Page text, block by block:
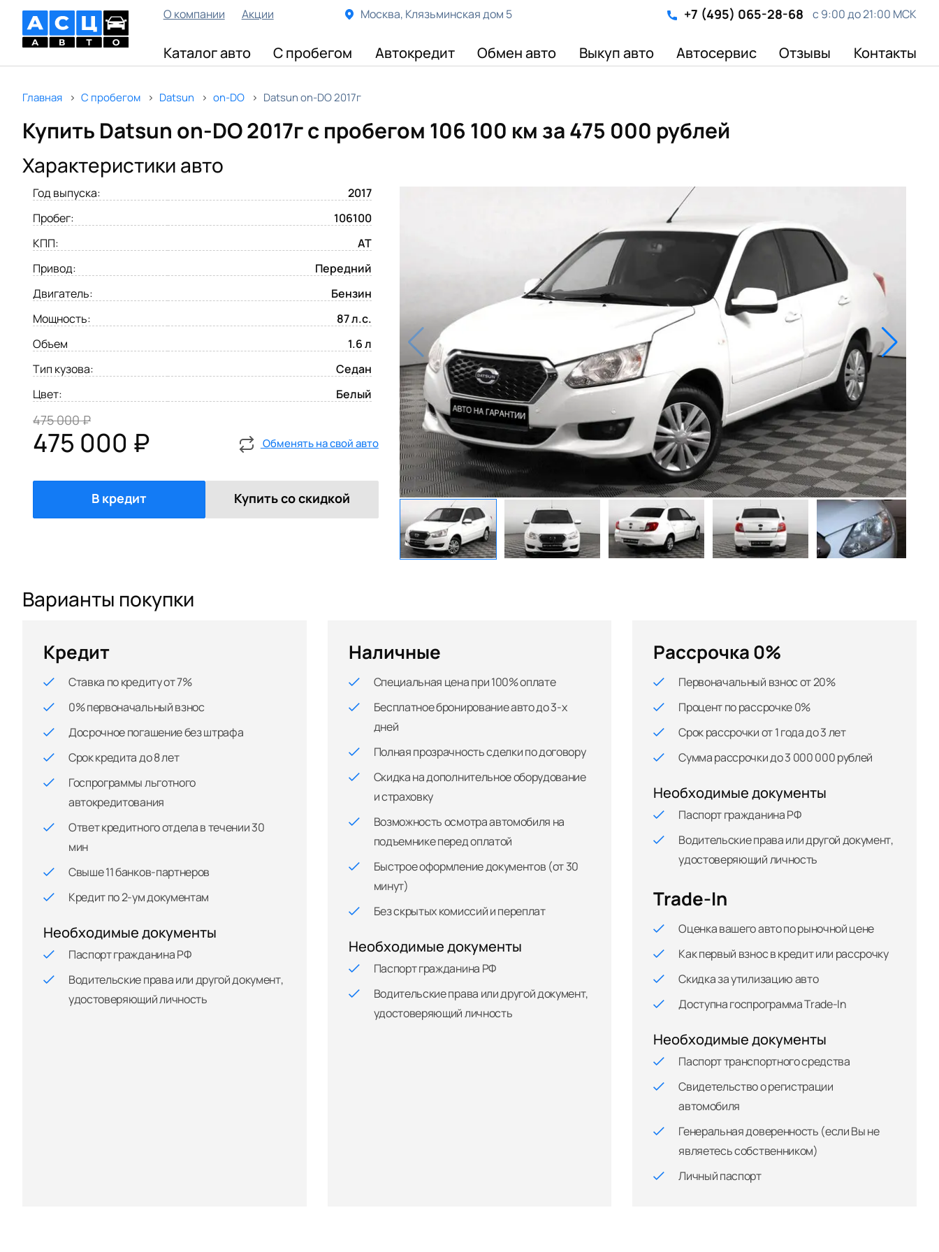
О компании Акции Москва, Клязьминская дом 5 +7 (495) 065-28-68 с 9:00 до 21:00 МСК
Каталог авто С пробегом Автокредит Обмен авто Выкуп авто Автосервис Отзывы Контакты
Главная С пробегом Datsun on-DO Datsun on-DO 2017г
Купить Datsun on-DO 2017г с пробегом 106 100 км за 475 000 рублей
Характеристики авто
Год выпуска:
2017
Пробег:
106100
КПП:
AT
Привод:
Передний
Двигатель:
Бензин
Мощность:
87 л.с.
Объем
1.6 л
Тип кузова:
Седан
Цвет:
Белый
475 000 ₽
475 000 ₽ Обменять на свой авто
В кредит Купить со скидкой
Варианты покупки
Кредит
Ставка по кредиту от 7%
0% первоначальный взнос
Досрочное погашение без штрафа
Срок кредита до 8 лет
Госпрограммы льготного
автокредитования
Ответ кредитного отдела в течении 30
мин
Свыше 11 банков-партнеров
Кредит по 2-ум документам
Необходимые документы
Паспорт гражданина РФ
Водительские права или другой документ,
удостоверяющий личность
Наличные
Специальная цена при 100% оплате
Бесплатное бронирование авто до 3-х
дней
Полная прозрачность сделки по договору
Скидка на дополнительное оборудование
и страховку
Возможность осмотра автомобиля на
подъемнике перед оплатой
Быстрое оформление документов (от 30
минут)
Без скрытых комиссий и переплат
Необходимые документы
Паспорт гражданина РФ
Водительские права или другой документ,
удостоверяющий личность
Рассрочка 0%
Первоначальный взнос от 20%
Процент по рассрочке 0%
Срок рассрочки от 1 года до 3 лет
Сумма рассрочки до 3 000 000 рублей
Необходимые документы
Паспорт гражданина РФ
Водительские права или другой документ,
удостоверяющий личность
Trade-In
Оценка вашего авто по рыночной цене
Как первый взнос в кредит или рассрочку
Скидка за утилизацию авто
Доступна госпрограмма Trade-In
Необходимые документы
Паспорт транспортного средства
Свидетельство о регистрации
автомобиля
Генеральная доверенность (если Вы не
являетесь собственником)
Личный паспорт